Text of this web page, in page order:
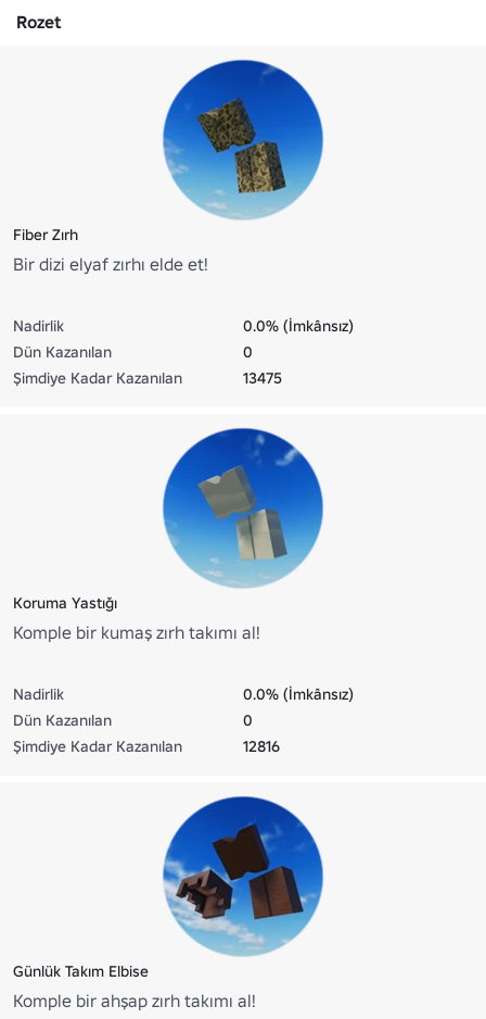
Rozet
Fiber Zırh
Bir dizi elyaf zırhı elde et!
Nadirlik
0.0% (İmkânsız)
Dün Kazanılan
0
Şimdiye Kadar Kazanılan
13475
Koruma Yastığı
Komple bir kumaş zırh takımı al!
Nadirlik
0.0% (İmkânsız)
Dün Kazanılan
0
Şimdiye Kadar Kazanılan
12816
Günlük Takım Elbise
Komple bir ahşap zırh takımı al!